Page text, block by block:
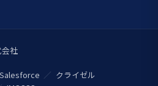
会社
クライゼル